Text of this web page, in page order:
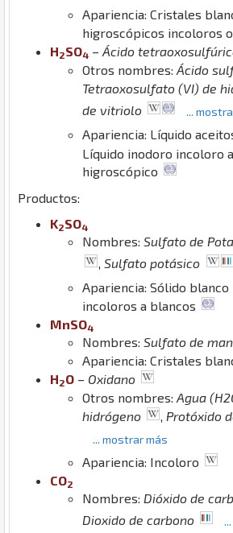
Apariencia: Cristales
higroscópicos incoloros
H2SO4 – Ácido
Otros nombres: Ácido
Tetraoxosulfato (VI) de
de vitriolo
...
Apariencia: Líquido
Líquido inodoro incoloro
higroscópico
Productos:
K2SO4
Nombres: Sulfato de
Sulfato potásico
Apariencia: Sólido blanco
incoloros a blancos
MnSO4
Nombres: Sulfato de
Apariencia: Cristales
H2O – Oxidano
Otros nombres: Agua
hidrógeno
, Protóxido
... mostrar más
Apariencia: Incoloro
CO2
Nombres: Dióxido de
Dioxido de carbono